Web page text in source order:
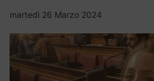
martedì 26 Marzo 2024